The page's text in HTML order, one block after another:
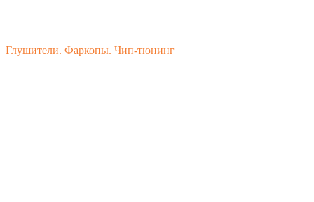
Глушители. Фаркопы. Чип-тюнинг